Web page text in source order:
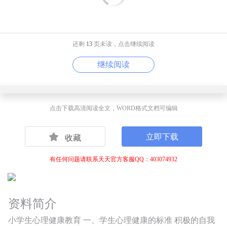
还剩 13 页未读，点击继续阅读
继续阅读
点击下载高清阅读全文，WORD格式文档可编辑
收藏 立即下载
有任何问题请联系天天官方客服QQ：403074932
资料简介
小学生心理健康教育 一、学生心理健康的标准 积极的自我